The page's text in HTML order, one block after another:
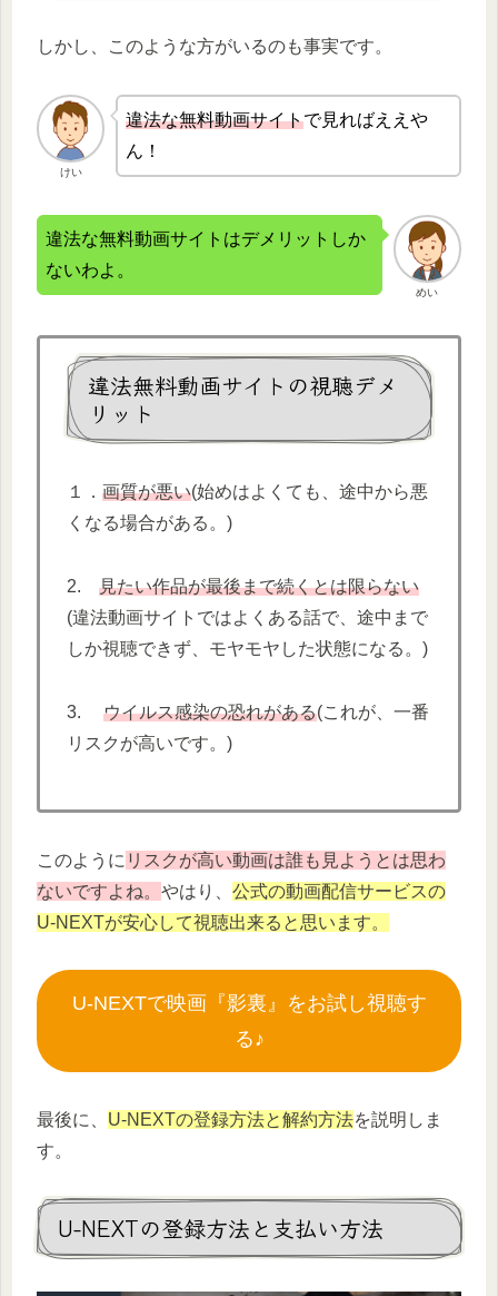
しかし、このような方がいるのも事実です。
けい
違法な無料動画サイトで見ればええや
ん！
めい
違法な無料動画サイトはデメリットしか
ないわよ。
違法無料動画サイトの視聴デメ
リット
１． 画質が悪い(始めはよくても、途中から悪
くなる場合がある。)
2. 見たい作品が最後まで続くとは限らない
(違法動画サイトではよくある話で、途中まで
しか視聴できず、モヤモヤした状態になる。)
3. ウイルス感染の恐れがある(これが、一番
リスクが高いです。)
このように リスクが高い動画は誰も見ようとは思わ
ないですよね。 やはり、 公式の動画配信サービスの
U-NEXTが安心して視聴出来ると思います。
U-NEXTで映画『影裏』をお試し視聴す
る♪
最後に、 U-NEXTの登録方法と解約方法を説明しま
す。
U-NEXTの登録方法と支払い方法